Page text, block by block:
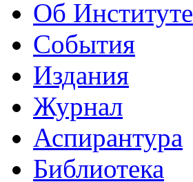
Об Институте
События
Издания
Журнал
Аспирантура
Библиотека